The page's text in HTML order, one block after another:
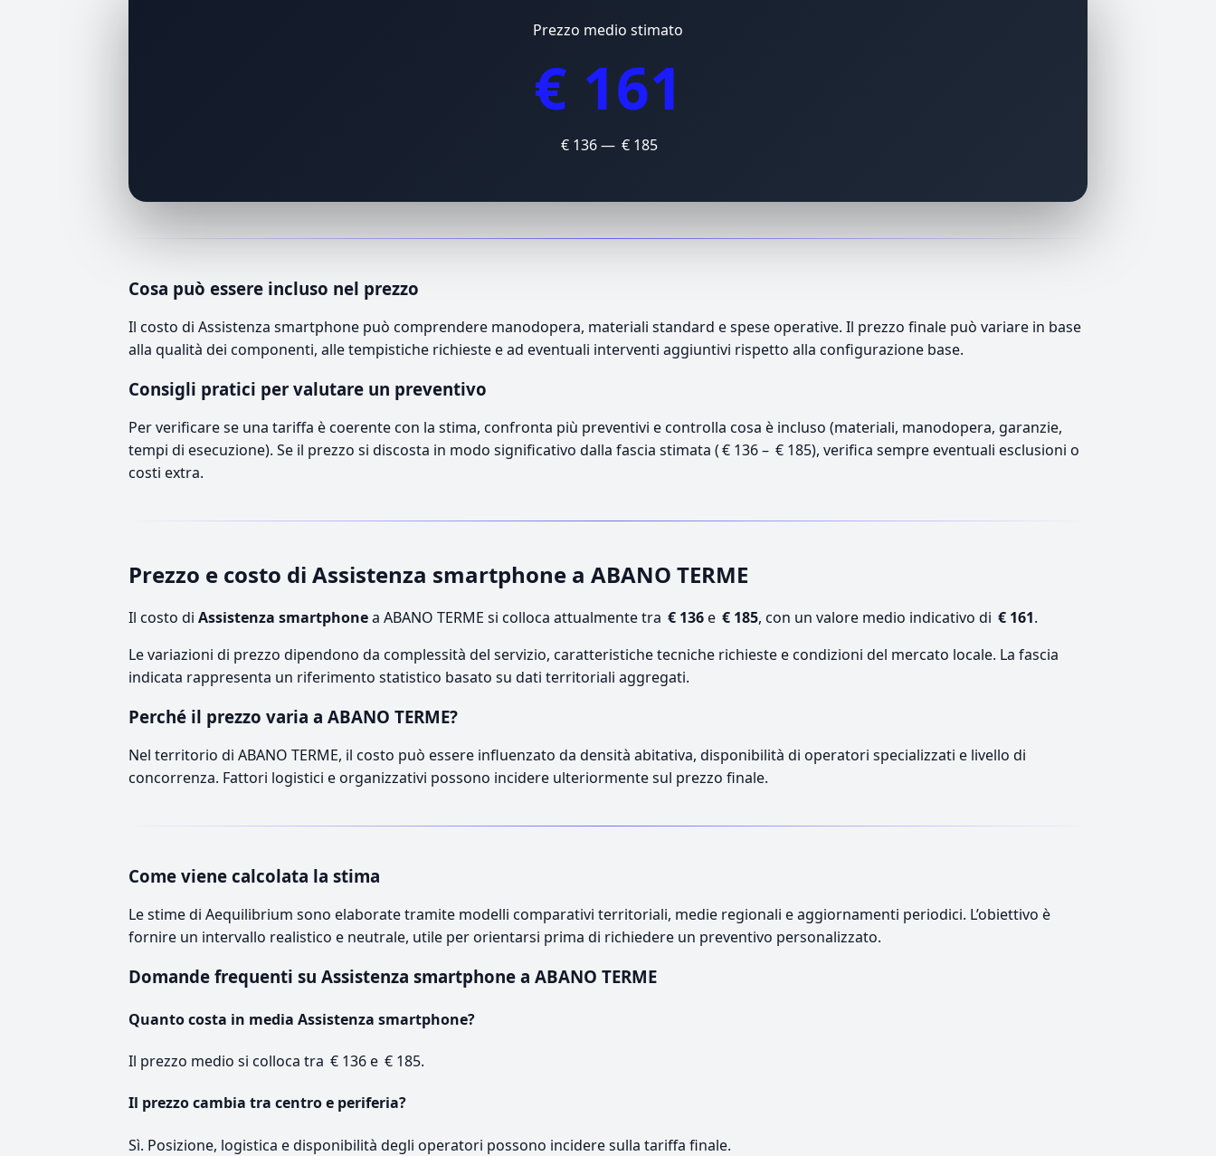
Prezzo medio stimato
€ 161
€ 136 — € 185
Cosa può essere incluso nel prezzo
Il costo di Assistenza smartphone può comprendere manodopera, materiali standard e spese operative. Il prezzo finale può variare in base
alla qualità dei componenti, alle tempistiche richieste e ad eventuali interventi aggiuntivi rispetto alla configurazione base.
Consigli pratici per valutare un preventivo
Per verificare se una tariffa è coerente con la stima, confronta più preventivi e controlla cosa è incluso (materiali, manodopera, garanzie,
tempi di esecuzione). Se il prezzo si discosta in modo significativo dalla fascia stimata ( € 136 – € 185), verifica sempre eventuali esclusioni o
costi extra.
Prezzo e costo di Assistenza smartphone a ABANO TERME
Il costo di Assistenza smartphonea ABANO TERME si colloca attualmente tra € 136e € 185, con un valore medio indicativo di € 161.
Le variazioni di prezzo dipendono da complessità del servizio, caratteristiche tecniche richieste e condizioni del mercato locale. La fascia
indicata rappresenta un riferimento statistico basato su dati territoriali aggregati.
Perché il prezzo varia a ABANO TERME?
Nel territorio di ABANO TERME, il costo può essere influenzato da densità abitativa, disponibilità di operatori specializzati e livello di
concorrenza. Fattori logistici e organizzativi possono incidere ulteriormente sul prezzo finale.
Come viene calcolata la stima
Le stime di Aequilibrium sono elaborate tramite modelli comparativi territoriali, medie regionali e aggiornamenti periodici. L’obiettivo è
fornire un intervallo realistico e neutrale, utile per orientarsi prima di richiedere un preventivo personalizzato.
Domande frequenti su Assistenza smartphone a ABANO TERME
Quanto costa in media Assistenza smartphone?
Il prezzo medio si colloca tra € 136 e € 185.
Il prezzo cambia tra centro e periferia?
Sì. Posizione, logistica e disponibilità degli operatori possono incidere sulla tariffa finale.